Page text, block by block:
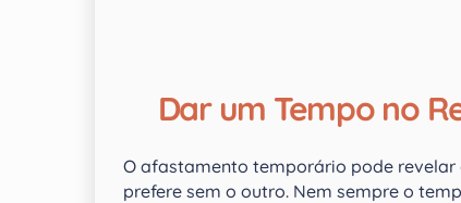
Dar um Tempo no
O afastamento temporário pode
prefere sem o outro. Nem sempre o